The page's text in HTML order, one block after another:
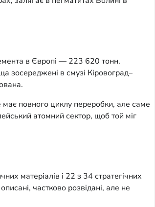
в Європі — 223 620 тонн.
зосереджені в смузі Кіровоград–
має повного циклу переробки, але саме
атомний сектор, щоб той міг
матеріалів і 22 з 34 стратегічних
частково розвідані, але не